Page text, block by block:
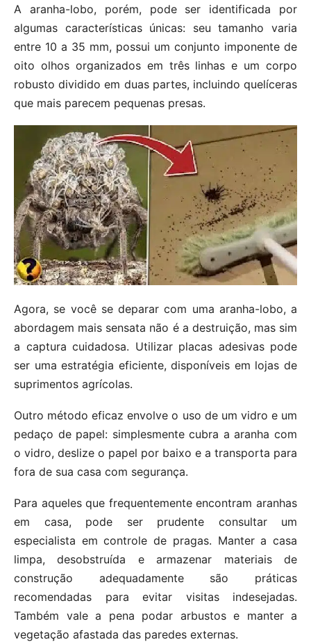
A aranha-lobo, porém, pode ser identificada por
algumas características únicas: seu tamanho varia
entre 10 a 35 mm, possui um conjunto imponente de
oito olhos organizados em três linhas e um corpo
robusto dividido em duas partes, incluindo quelíceras
que mais parecem pequenas presas.
Agora, se você se deparar com uma aranha-lobo, a
abordagem mais sensata não é a destruição, mas sim
a captura cuidadosa. Utilizar placas adesivas pode
ser uma estratégia eficiente, disponíveis em lojas de
suprimentos agrícolas.
Outro método eficaz envolve o uso de um vidro e um
pedaço de papel: simplesmente cubra a aranha com
o vidro, deslize o papel por baixo e a transporta para
fora de sua casa com segurança.
Para aqueles que frequentemente encontram aranhas
em casa, pode ser prudente consultar um
especialista em controle de pragas. Manter a casa
limpa, desobstruída e armazenar materiais de
construção adequadamente são práticas
recomendadas para evitar visitas indesejadas.
Também vale a pena podar arbustos e manter a
vegetação afastada das paredes externas.